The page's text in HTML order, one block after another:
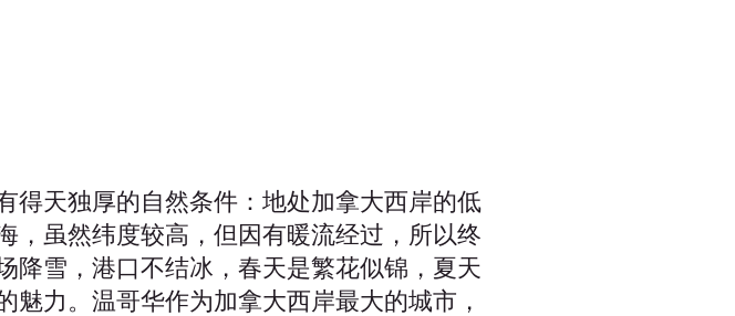
得天独厚的自然条件：地处加拿大西岸的低
，虽然纬度较高，但因有暖流经过，所以终
降雪，港口不结冰，春天是繁花似锦，夏天
力。温哥华作为加拿大西岸最大的城市，